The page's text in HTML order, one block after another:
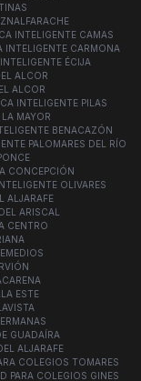
INTELIGENTE CAMAS
INTELIGENTE CARMONA
ÉCIJA
ALCOR
ALCOR
INTELIGENTE PILAS
MAYOR
BENACAZÓN
PALOMARES DEL RÍO
CONCEPCIÓN
OLIVARES
ALJARAFE
ARISCAL
CENTRO
ESTE
GUADAÍRA
ALJARAFE
COLEGIOS TOMARES
PARA COLEGIOS GINES